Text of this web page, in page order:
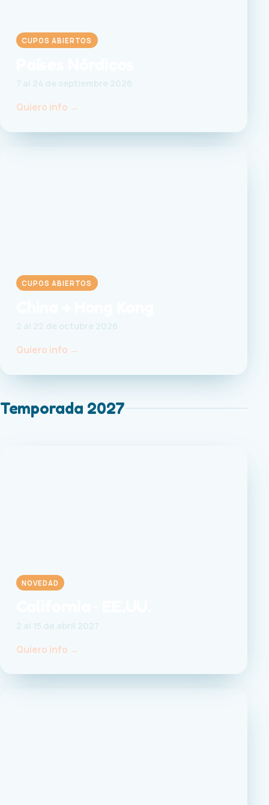
CUPOS ABIERTOS
7 al 24 de septiembre 2026
Quiero info →
CUPOS ABIERTOS
2 al 22 de octubre 2026
Quiero info →
Temporada 2027
NOVEDAD
2 al 15 de abril 2027
Quiero info →